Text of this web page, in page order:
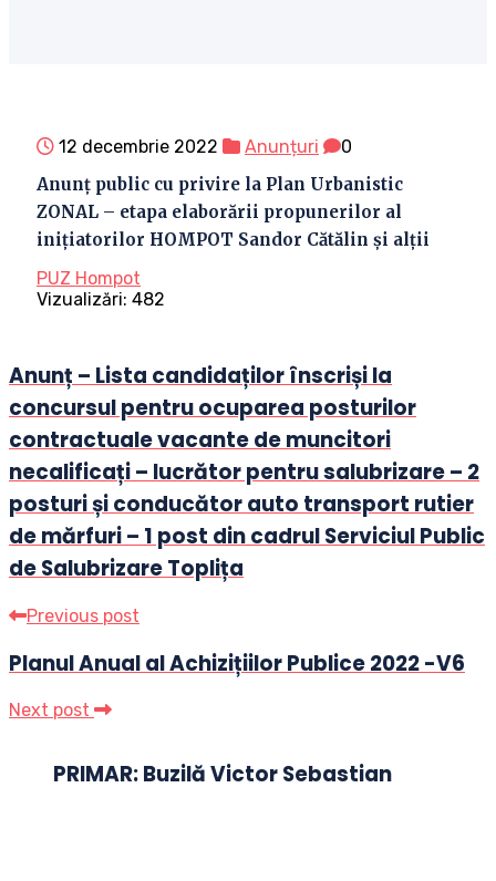
12 decembrie 2022 Anunțuri
0
Anunț public cu privire la Plan Urbanistic
ZONAL – etapa elaborării propunerilor al
inițiatorilor HOMPOT Sandor Cătălin și alții
PUZ Hompot
Vizualizări: 482
Anunț – Lista candidaților înscriși la
concursul pentru ocuparea posturilor
contractuale vacante de muncitori
necalificați – lucrător pentru salubrizare – 2
posturi și conducător auto transport rutier
de mărfuri – 1 post din cadrul Serviciul Public
de Salubrizare Toplița
Previous post
Planul Anual al Achizițiilor Publice 2022 -V6
Next post
PRIMAR: Buzilă Victor Sebastian